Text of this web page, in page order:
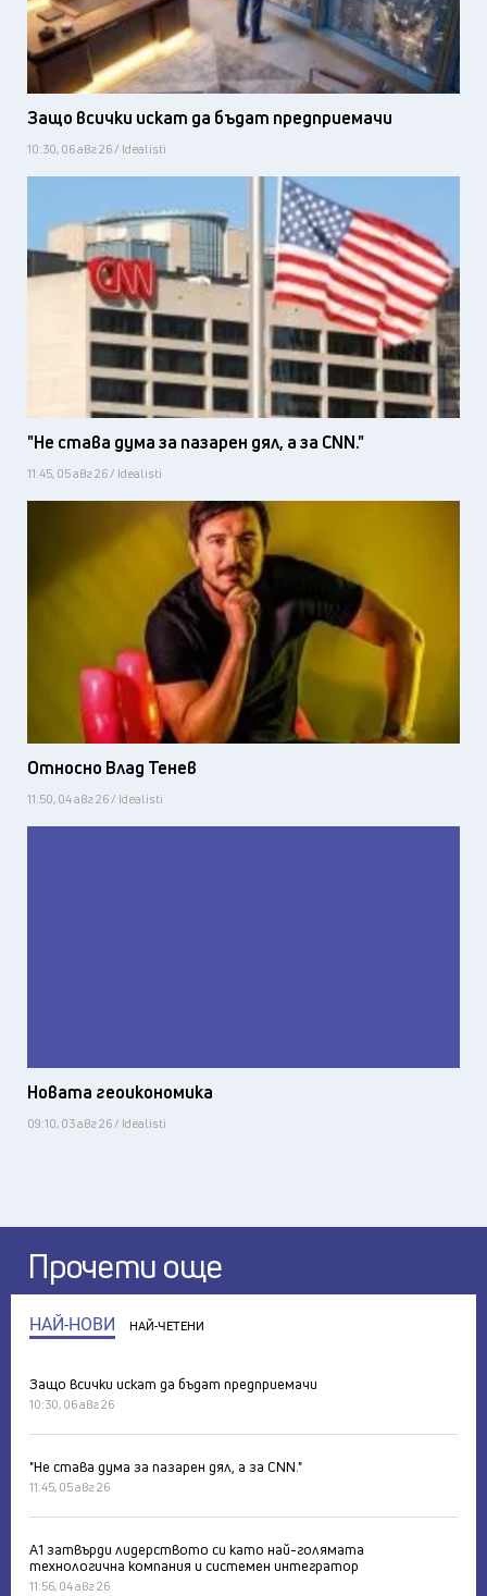
Защо всички искат да бъдат предприемачи
10:30, 06 авг 26 / Idealisti
"Не става дума за пазарен дял, а за CNN."
11:45, 05 авг 26 / Idealisti
Относно Влад Тенев
11:50, 04 авг 26 / Idealisti
Новата геоикономика
09:10, 03 авг 26 / Idealisti
Прочети още
НАЙ-НОВИ НАЙ-ЧЕТЕНИ
Защо всички искат да бъдат предприемачи
10:30, 06 авг 26
"Не става дума за пазарен дял, а за CNN."
11:45, 05 авг 26
А1 затвърди лидерството си като най-голямата
технологична компания и системен интегратор
11:56, 04 авг 26